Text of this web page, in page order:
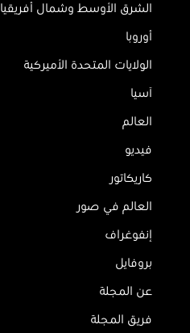
الشرق الأوسط وشمال أفريقيا
أوروبا
الولايات المتحدة الأميركية
آسيا
العالم
فيديو
كاريكاتور
العالم في صور
إنفوغراف
بروفايل
عن المجلة
فريق المجلة